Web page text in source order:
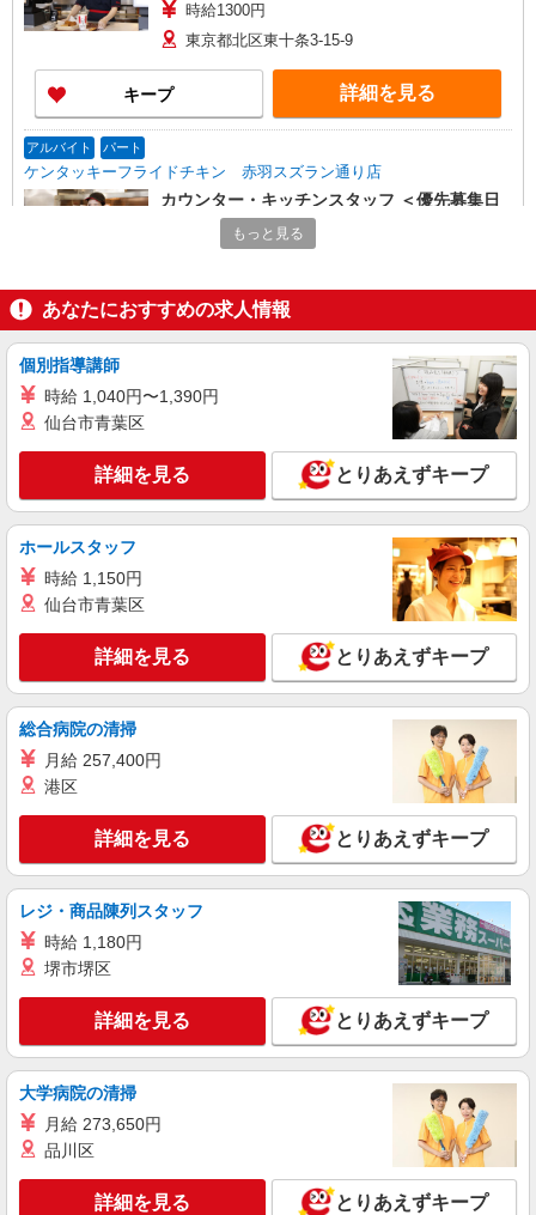
時給1300円
東京都北区東十条3-15-9
キープ 詳細を見る
アルバイト パート
ケンタッキーフライドチキン 赤羽スズラン通り店
カウンター・キッチンスタッフ ＜優先募集日
時＞日曜 9:00〜14:00
時給1300円
キープ 詳細を見る
アルバイト パート
ケンタッキーフライドチキン 王子店
カウンター・キッチンスタッフ ＜優先募集日
時＞日曜 18:00〜23:00
時給1300円
東京都北区王子1-16-6 KFCビル1F
キープ 詳細を見る
アルバイト パート
ケンタッキーフライドチキン 赤羽スズラン通り店
カウンター・キッチンスタッフ ＜優先募集日
時＞日曜 9:00〜14:00
東京都北区赤羽2-9-1 プリマベーラ赤羽
キープ 詳細を見る
アルバイト パート
ケンタッキーフライドチキン ビーンズ赤羽店
カウンター・キッチンスタッフ ＜優先募集日
時＞平日（月〜金） フルタイム
東京都北区赤羽1-1-1 ビーンズ内
キープ 詳細を見る
アルバイト
コンパスグループ・ジャパン株式会社 39678_p
調理補助【アルバイト・パート】
時給1,300円以上 試用期間中 時給1,300円以上
もっと見る
あなたにおすすめの求人情報
個別指導講師
時給 1,040円〜1,390円
仙台市青葉区
詳細を見る とりあえずキープ
ホールスタッフ
時給 1,150円
仙台市青葉区
詳細を見る とりあえずキープ
総合病院の清掃
月給 257,400円
港区
詳細を見る とりあえずキープ
レジ・商品陳列スタッフ
時給 1,180円
堺市堺区
詳細を見る とりあえずキープ
大学病院の清掃
月給 273,650円
品川区
詳細を見る とりあえずキープ